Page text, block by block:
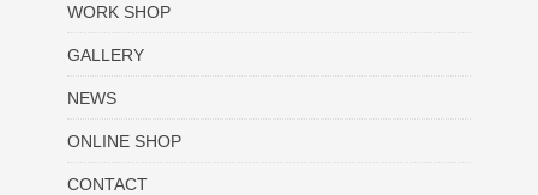
WORK SHOP
GALLERY
NEWS
ONLINE SHOP
CONTACT